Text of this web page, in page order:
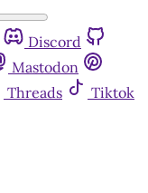
Discord
Mastodon
Threads
Tiktok